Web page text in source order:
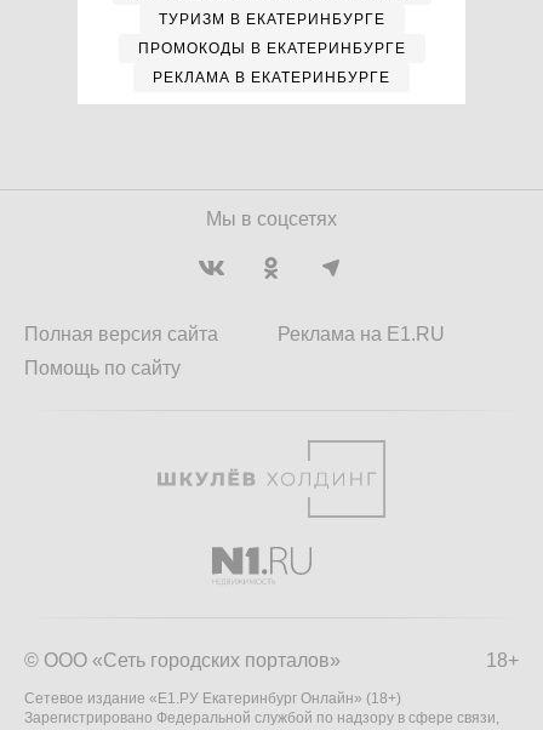
ТУРИЗМ В ЕКАТЕРИНБУРГЕ
ПРОМОКОДЫ В ЕКАТЕРИНБУРГЕ
РЕКЛАМА В ЕКАТЕРИНБУРГЕ
Мы в соцсетях
Полная версия сайта
Помощь по сайту
Реклама на E1.RU
18+
© ООО «Сеть городских порталов»
Сетевое издание «Е1.РУ Екатеринбург Онлайн» (18+)
Зарегистрировано Федеральной службой по надзору в сфере связи,